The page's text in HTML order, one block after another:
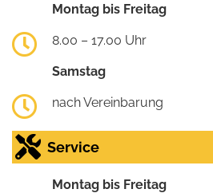
Montag bis Freitag
8.00 – 17.00 Uhr
Samstag
nach Vereinbarung
Service
Montag bis Freitag